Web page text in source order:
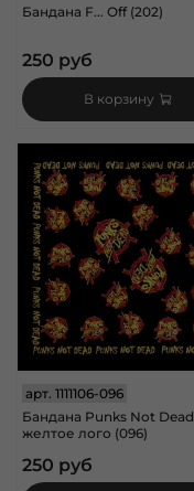
Бандана F... Off (202)
250 руб
В корзину
арт. 1111106-096
Бандана Punks Not Dead
желтое лого (096)
250 руб